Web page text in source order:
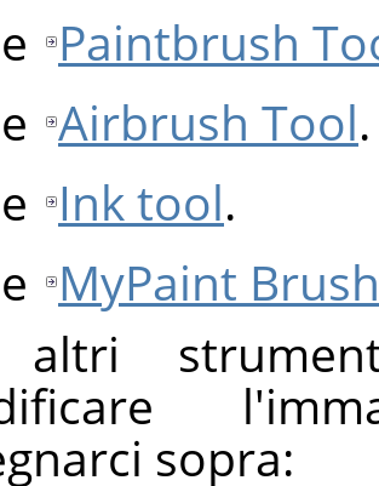
Paintbrush
Airbrush Tool.
Ink tool.
MyPaint
altri
sopra: